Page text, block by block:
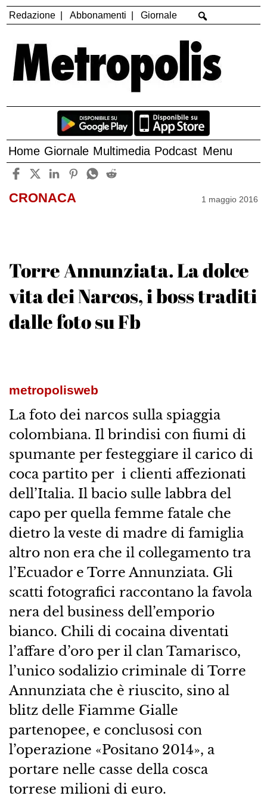
Redazione Abbonamenti Giornale
Home Giornale Multimedia Podcast Menu
CRONACA 1 maggio 2016
Torre Annunziata. La dolce
vita dei Narcos, i boss traditi
dalle foto su Fb
metropolisweb
La foto dei narcos sulla spiaggia
colombiana. Il brindisi con fiumi di
spumante per festeggiare il carico di
coca partito per i clienti affezionati
dell’Italia. Il bacio sulle labbra del
capo per quella femme fatale che
dietro la veste di madre di famiglia
altro non era che il collegamento tra
l’Ecuador e Torre Annunziata. Gli
scatti fotografici raccontano la favola
nera del business dell’emporio
bianco. Chili di cocaina diventati
l’affare d’oro per il clan Tamarisco,
l’unico sodalizio criminale di Torre
Annunziata che è riuscito, sino al
blitz delle Fiamme Gialle
partenopee, e conclusosi con
l’operazione «Positano 2014», a
portare nelle casse della cosca
torrese milioni di euro.